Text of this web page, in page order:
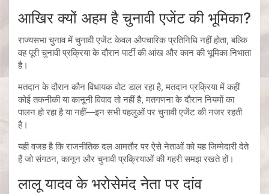
आखिर क्यों अहम है चुनावी एजेंट की भूमिका?
राज्यसभा चुनाव में चुनावी एजेंट केवल औपचारिक प्रतिनिधि नहीं होता, बल्कि
वह पूरी चुनावी प्रक्रिया के दौरान पार्टी की आंख और कान की भूमिका निभाता
है।
मतदान के दौरान कौन विधायक वोट डाल रहा है, मतदान प्रक्रिया में कहीं
कोई तकनीकी या कानूनी विवाद तो नहीं है, मतगणना के दौरान नियमों का
पालन हो रहा है या नहीं—इन सभी पहलुओं पर चुनावी एजेंट की नजर रहती
है।
यही वजह है कि राजनीतिक दल आमतौर पर ऐसे नेताओं को यह जिम्मेदारी देते
हैं जो संगठन, कानून और चुनावी प्रक्रियाओं की गहरी समझ रखते हों।
लालू यादव के भरोसेमंद नेता पर दांव